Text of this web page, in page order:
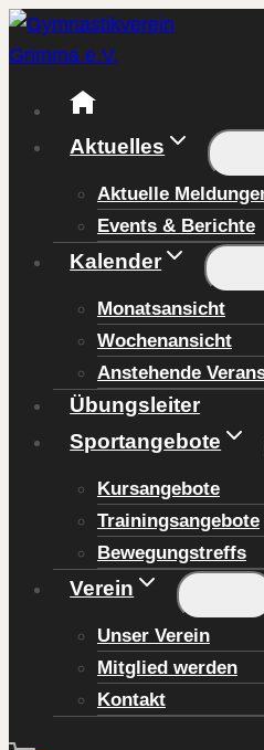
Zum
Inhalt
springen
Aktuelles
Aktuelle
Events & Berichte
Kalender
Monatsansicht
Wochenansicht
Anstehende
Übungsleiter
Sportangebote
Kursangebote
Trainingsangebote
Bewegungstreffs
Verein
Unser Verein
Mitglied werden
Kontakt